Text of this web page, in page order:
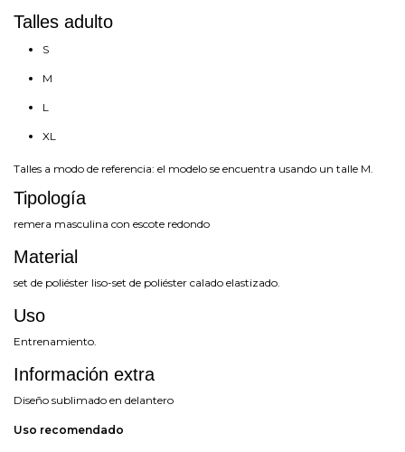
Talles adulto
S
M
L
XL
Talles a modo de referencia: el modelo se encuentra usando un talle M.
Tipología
remera masculina con escote redondo
Material
set de poliéster liso-set de poliéster calado elastizado.
Uso
Entrenamiento.
Información extra
Diseño sublimado en delantero
Uso recomendado